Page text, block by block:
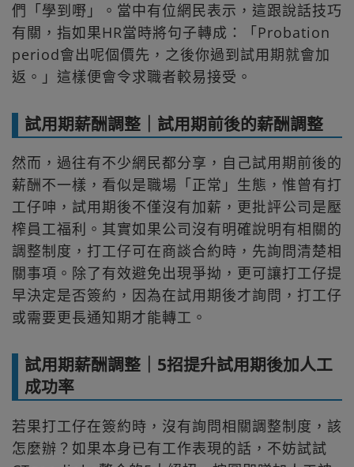
們「學到嘢」。當中有位網民表示，這跟說話技巧
有關，指如果HR當時將句子轉成：「Probation
period會出呢個價先，之後你過到試用期就會加
返。」這樣便會令求職者較易接受。
試用期薪酬調整｜試用期前後的薪酬調整
然而，過往有不少網民都分享，自己試用期前後的
薪酬不一樣，看似是職場「正常」生態，惟曾有打
工仔呻，試用期後不僅沒有加薪，更批評公司是壓
榨員工福利。其實如果公司沒有明確說明有相關的
調整制度，打工仔可在商談合約時，先詢問清楚相
關事項。除了有效避免出現爭拗，更可讓打工仔提
早決定是否簽約，因為在試用期後才詢問，打工仔
或需要更長通知期才能轉工。
試用期薪酬調整｜5招提升試用期後加人工
成功率
若果打工仔在簽約時，沒有詢問相關調整制度，該
怎麼辦？如果本身已有工作表現的話，不妨試試